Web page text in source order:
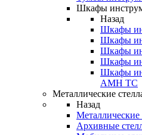
Шкафы
Назад
Шкафы
Шкафы
Шкафы
Шкафы
Шкафы
AMH TC
Металлические
Назад
Металлические
Архивные